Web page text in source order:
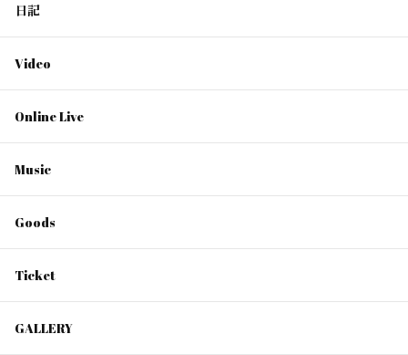
日記
Video
Online Live
Music
Goods
Ticket
GALLERY